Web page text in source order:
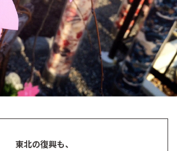
東北の復興も、